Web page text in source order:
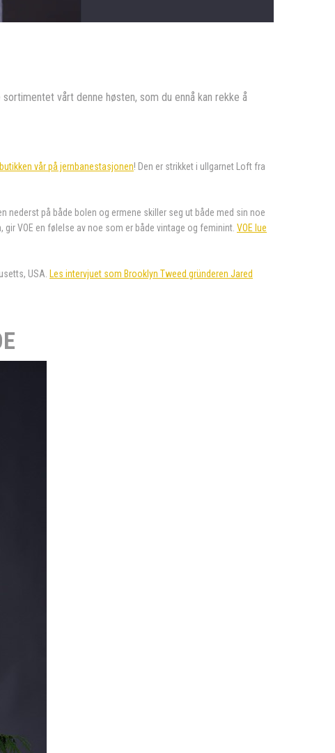
vårt denne høsten, som du ennå kan rekke å
vår på jernbanestasjonen! Den er strikket i ullgarnet Loft fra
nederst på både bolen og ermene skiller seg ut både med sin noe
VOE en følelse av noe som er både vintage og feminint. VOE lue
USA. Les intervjuet som Brooklyn Tweed gründeren Jared